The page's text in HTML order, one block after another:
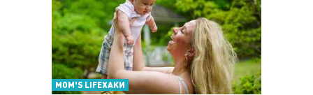
MOM'S LIFEХАКИ